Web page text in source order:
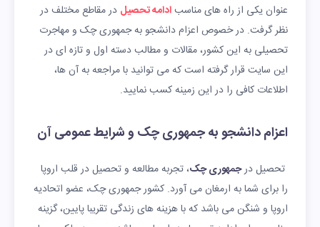
عنوان یکی از راه های مناسبادامه تحصیل در مقاطع مختلف در
نظر گرفت. در خصوص اعزام دانشجو به جمهوری چک و مهاجرت
تحصیلی به این کشور، مقالات و مطالب دسته اول و تازه ای در
این سایت قرار گرفته است که می توانید با مراجعه به آن ها،
اطلاعات کافی را در این زمینه کسب نمایید.
اعزام دانشجو به جمهوری چک و شرایط عمومی آن
تحصیل درجمهوری چک، تجربه مطالعه و تحصیل در قلب اروپا
را برای شما به ارمغان می آورد. کشور جمهوری چک، عضو اتحادیه
اروپا و شنگن می باشد که با هزینه های زندگی تقریبا پایین، گزینه